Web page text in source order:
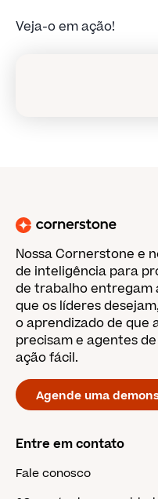
Veja-o em ação!
Nossa Cornerstone e
de inteligência para
de trabalho entregam
que os líderes
o aprendizado de que
precisam e agentes
ação fácil.
Agende uma
Entre em contato
Fale conosco